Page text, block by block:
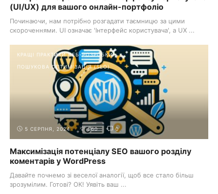
(UI/UX) для вашого онлайн-портфоліо
Починаючи, нам потрібно розгадати таємницю за цими
скороченнями. UI означає 'Інтерфейс користувача', а UX ...
КРАЩІ ПРАКТИКИ ВЕБ-РОЗРОБКИ
ПОШУКОВА ОПТИМІЗАЦІЯ (SEO)
5 СЕРПНЯ, 2024 560 0
Максимізація потенціалу SEO вашого розділу
коментарів у WordPress
Давайте почнемо зі веселої аналогії, щоб все стало більш
зрозумілим. Готові? ОК! Уявіть ваш ...